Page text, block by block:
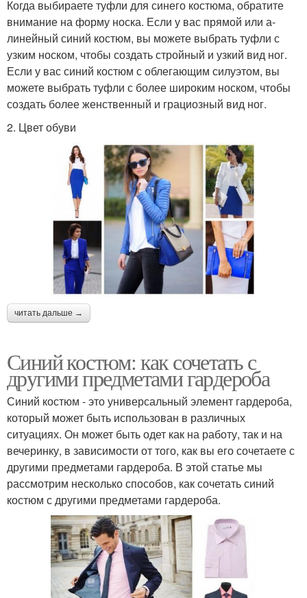
Когда выбираете туфли для синего костюма, обратите
внимание на форму носка. Если у вас прямой или а-
линейный синий костюм, вы можете выбрать туфли с
узким носком, чтобы создать стройный и узкий вид ног.
Если у вас синий костюм с облегающим силуэтом, вы
можете выбрать туфли с более широким носком, чтобы
создать более женственный и грациозный вид ног.
2. Цвет обуви
читать дальше →
Синий костюм: как сочетать с
другими предметами гардероба
Синий костюм - это универсальный элемент гардероба,
который может быть использован в различных
ситуациях. Он может быть одет как на работу, так и на
вечеринку, в зависимости от того, как вы его сочетаете с
другими предметами гардероба. В этой статье мы
рассмотрим несколько способов, как сочетать синий
костюм с другими предметами гардероба.